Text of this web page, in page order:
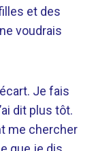
et des
voudrais
Je fais
dit plus tôt.
me chercher